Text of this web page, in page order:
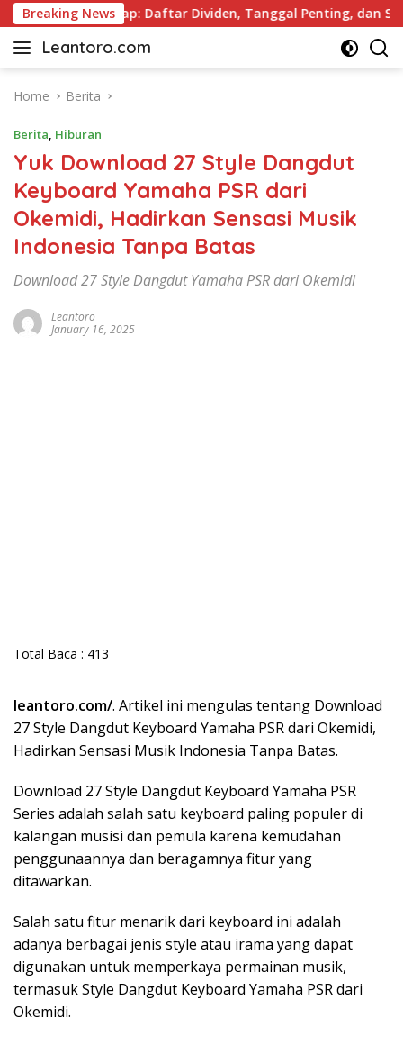
Skip
to
content
Breaking News
2026 Lengkap: Daftar Dividen, Tanggal Penting, dan
Leantoro.com
Jasa
Artikel,
dan
Digital
Marketing
–
Ciptakan
Cerita,
Membangun
Citra
Home Berita
Berita, Hiburan
Yuk Download 27 Style Dangdut
Keyboard Yamaha PSR dari
Okemidi, Hadirkan Sensasi Musik
Indonesia Tanpa Batas
Download 27 Style Dangdut Yamaha PSR dari Okemidi
Leantoro
January 16, 2025
Total Baca : 413
leantoro.com/. Artikel ini mengulas tentang Download
27 Style Dangdut Keyboard Yamaha PSR dari Okemidi,
Hadirkan Sensasi Musik Indonesia Tanpa Batas.
Download 27 Style Dangdut Keyboard Yamaha PSR
Series adalah salah satu keyboard paling populer di
kalangan musisi dan pemula karena kemudahan
penggunaannya dan beragamnya fitur yang
ditawarkan.
Salah satu fitur menarik dari keyboard ini adalah
adanya berbagai jenis style atau irama yang dapat
digunakan untuk memperkaya permainan musik,
termasuk Style Dangdut Keyboard Yamaha PSR dari
Okemidi.